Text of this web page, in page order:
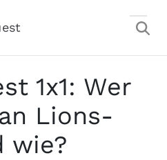
1x1: Wer
Lions-
wie?